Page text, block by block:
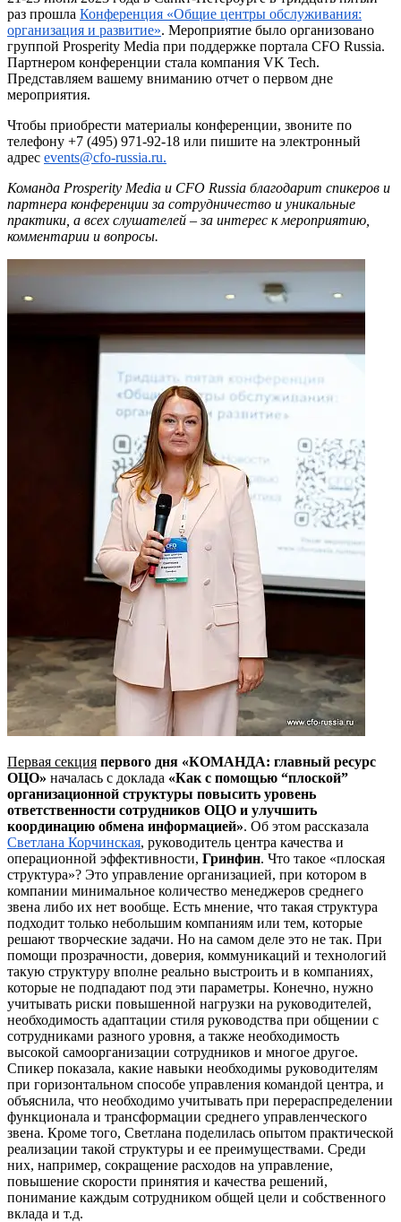
раз прошла Конференция «Общие центры обслуживания:
организация и развитие». Мероприятие было организовано
группой Prosperity Media при поддержке портала CFO Russia.
Партнером конференции стала компания VK Tech.
Представляем вашему вниманию отчет о первом дне
мероприятия.
Чтобы приобрести материалы конференции, звоните по
телефону +7 (495) 971-92-18 или пишите на электронный
адрес events@cfo-russia.ru.
Команда Prosperity Media и CFO Russia благодарит спикеров и
партнера конференции за сотрудничество и уникальные
практики, а всех слушателей – за интерес к мероприятию,
комментарии и вопросы.
Первая секция первого дня «КОМАНДА: главный ресурс
ОЦО» началась с доклада «Как с помощью “плоской”
организационной структуры повысить уровень
ответственности сотрудников ОЦО и улучшить
координацию обмена информацией». Об этом рассказала
Светлана Корчинская, руководитель центра качества и
операционной эффективности, Гринфин. Что такое «плоская
структура»? Это управление организацией, при котором в
компании минимальное количество менеджеров среднего
звена либо их нет вообще. Есть мнение, что такая структура
подходит только небольшим компаниям или тем, которые
решают творческие задачи. Но на самом деле это не так. При
помощи прозрачности, доверия, коммуникаций и технологий
такую структуру вполне реально выстроить и в компаниях,
которые не подпадают под эти параметры. Конечно, нужно
учитывать риски повышенной нагрузки на руководителей,
необходимость адаптации стиля руководства при общении с
сотрудниками разного уровня, а также необходимость
высокой самоорганизации сотрудников и многое другое.
Спикер показала, какие навыки необходимы руководителям
при горизонтальном способе управления командой центра, и
объяснила, что необходимо учитывать при перераспределении
функционала и трансформации среднего управленческого
звена. Кроме того, Светлана поделилась опытом практической
реализации такой структуры и ее преимуществами. Среди
них, например, сокращение расходов на управление,
повышение скорости принятия и качества решений,
понимание каждым сотрудником общей цели и собственного
вклада и т.д.